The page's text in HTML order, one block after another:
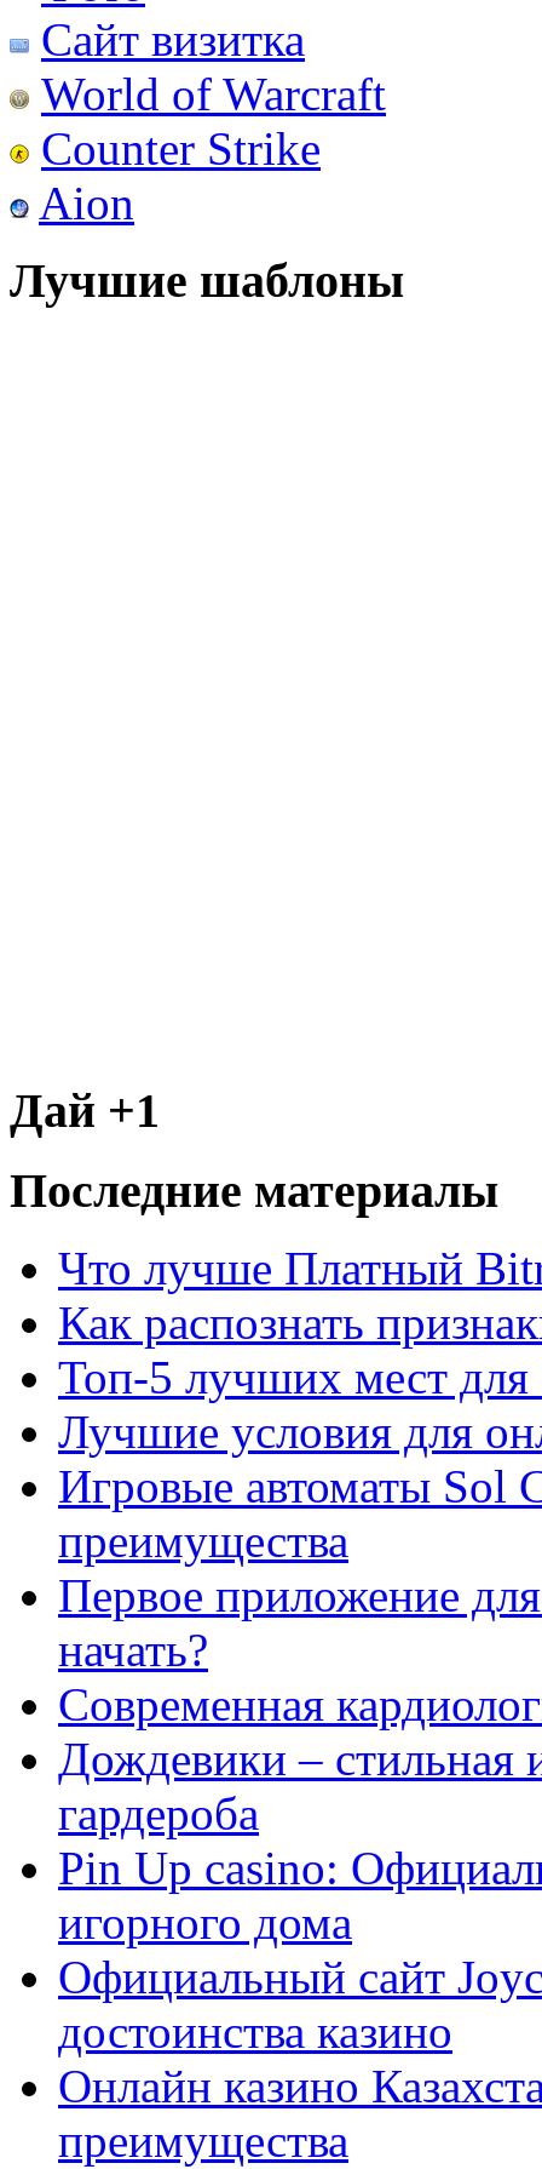
Сайт визитка
World of Warcraft
Counter Strike
Aion
Лучшие шаблоны
Дай +1
Последние материалы
Что лучше Платный
Как распознать
Топ-5 лучших мест для
Лучшие условия для
Игровые автоматы Sol
преимущества
Первое приложение
начать?
Современная
Дождевики – стильная
гардероба
Pin Up casino:
игорного дома
Официальный сайт
достоинства казино
Онлайн казино
преимущества